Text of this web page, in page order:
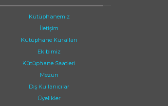
Kütüphanemiz
İletişim
Kütüphane Kuralları
Ekibimiz
Kütüphane Saatleri
Mezun
Dış Kullanıcılar
Üyelikler